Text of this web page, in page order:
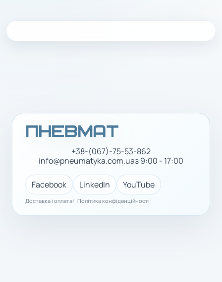
+38-(067)-75-53-862
info@pneumatyka.com.uaз 9:00 - 17:00
Facebook LinkedIn YouTube
Доставка і оплата Політика конфіденційності